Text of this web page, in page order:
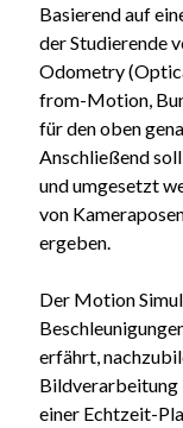
Basierend auf
der Studierende
Odometry
from-Motion,
für den oben
Anschließend
und umgesetzt
von
ergeben.
Der Motion
erfährt,
Bildverarbeitung
einer Echtzeit-